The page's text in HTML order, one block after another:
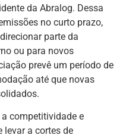
da Abralog. Dessa
no curto prazo,
parte da
ou para novos
prevê um período de
até que novas
competitividade e
levar a cortes de